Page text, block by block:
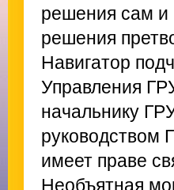
решения сам и
решения
Навигатор
Управления
начальнику
руководством
имеет праве
Необъятная